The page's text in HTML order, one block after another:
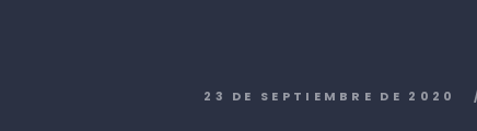
23 DE SEPTIEMBRE DE 2020